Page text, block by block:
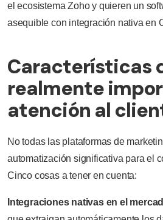
el ecosistema Zoho y quieren un
asequible con integración nativa en
Características
realmente
atención al
No todas las plataformas de
automatización significativa para el
Cinco cosas a tener en cuenta:
Integraciones nativas en el